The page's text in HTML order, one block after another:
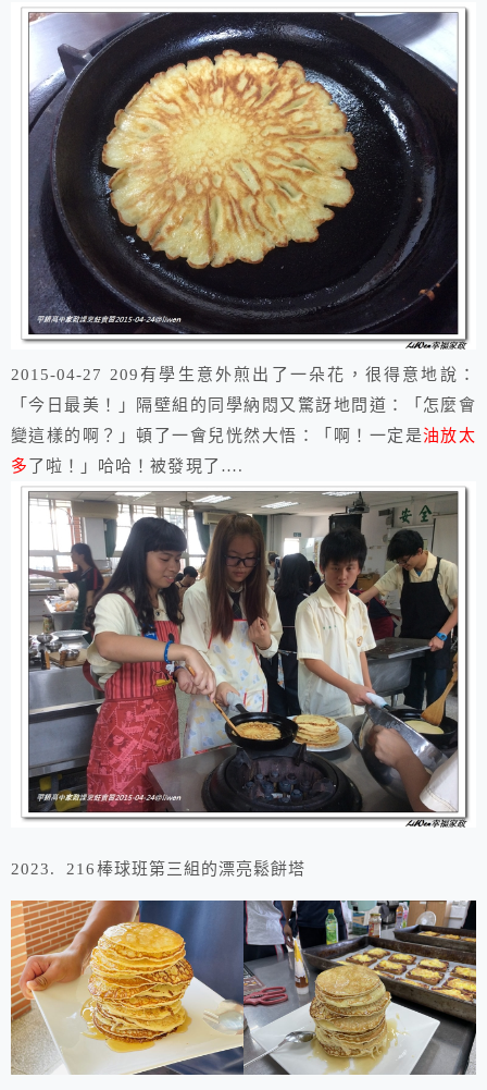
2015-04-27 209有學生意外煎出了一朵花，很得意地說：
「今日最美！」隔壁組的同學納悶又驚訝地問道：「怎麼會
變這樣的啊？」頓了一會兒恍然大悟：「啊！一定是油放太
多了啦！」哈哈！被發現了….
2023. 216棒球班第三組的漂亮鬆餅塔